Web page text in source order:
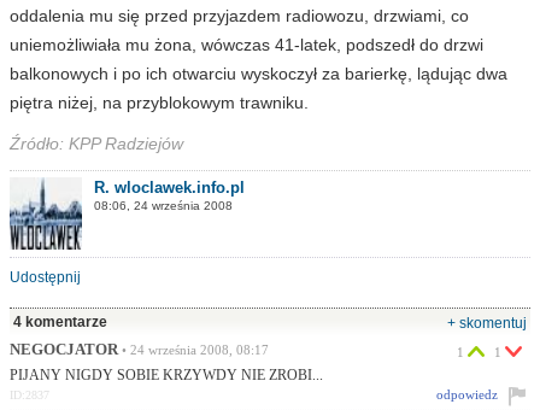
oddalenia mu się przed przyjazdem radiowozu, drzwiami, co
uniemożliwiała mu żona, wówczas 41-latek, podszedł do drzwi
balkonowych i po ich otwarciu wyskoczył za barierkę, lądując dwa
piętra niżej, na przyblokowym trawniku.
Źródło: KPP Radziejów
R. wloclawek.info.pl
08:06, 24 września 2008
Udostępnij
4 komentarze
+ skomentuj
NEGOCJATOR • 24 września 2008, 08:17
PIJANY NIGDY SOBIE KRZYWDY NIE ZROBI...
1 1
odpowiedz
ID:2837